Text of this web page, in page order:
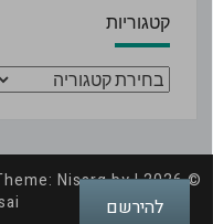
קטגוריות
קטגוריות
© 2026
|
Nisarg by
להירשם